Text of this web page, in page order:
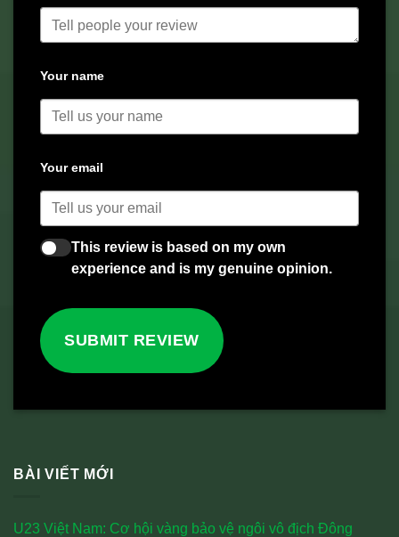
Your name
Your email
This review is based on my own
experience and is my genuine opinion.
SUBMIT REVIEW
BÀI VIẾT MỚI
U23 Việt Nam: Cơ hội vàng bảo vệ ngôi vô địch Đông